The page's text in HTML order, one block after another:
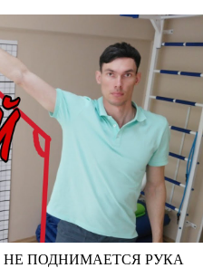
НЕ ПОДНИМАЕТСЯ РУКА